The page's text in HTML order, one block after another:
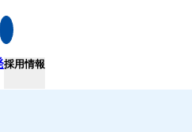
採用情報